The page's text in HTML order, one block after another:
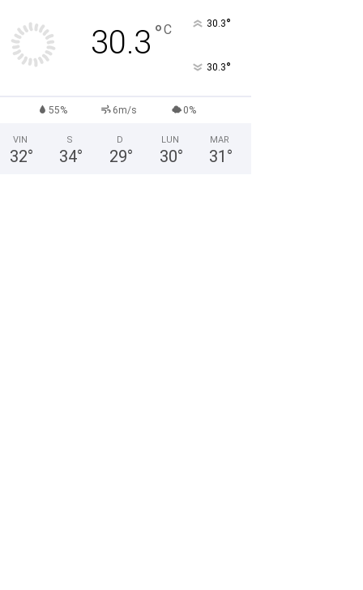
30.3 °C 30.3°
30.3°
55% 6m/s 0%
VIN
32°
S
34°
D
29°
LUN
30°
MAR
31 °